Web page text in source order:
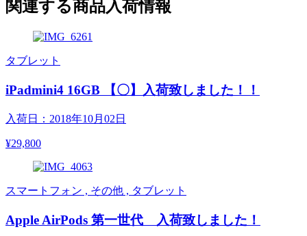
関連する商品入荷情報
タブレット
iPadmini4 16GB 【〇】入荷致しました！！
入荷日：2018年10月02日
¥29,800
スマートフォン , その他 , タブレット
Apple AirPods 第一世代 入荷致しました！